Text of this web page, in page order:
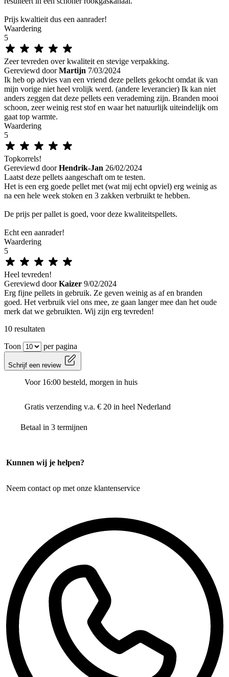
Prijs kwaltieit dus een aanrader!
Waardering
5
Zeer tevreden over kwaliteit en stevige verpakking.
Gereviewd door Martijn 7/03/2024
Ik heb op advies van een vriend deze pellets gekocht omdat ik van
mijn vorige niet heel vrolijk werd. (andere leverancier) Ik kan niet
anders zeggen dat deze pellets een verademing zijn. Branden mooi
schoon, zeer weinig rest stof en waar het natuurlijk uiteindelijk om
gaat top warmte.
Waardering
5
Topkorrels!
Gereviewd door Hendrik-Jan 26/02/2024
Laatst deze pellets aangeschaft om te testen.
Het is een erg goede pellet met (wat mij echt opviel) erg weinig as
na een hele week stoken en 3 zakken verbruikt te hebben.
De prijs per pallet is goed, voor deze kwaliteitspellets.
Echt een aanrader!
Waardering
5
Heel tevreden!
Gereviewd door Kaizer 9/02/2024
Erg fijne pellets in gebruik. Ze geven weinig as af en branden
goed. Het verbruik viel ons mee, ze gaan langer mee dan het oude
merk dat we gebruikten. Wij zijn erg tevreden!
10 resultaten
Toon
per pagina
Schrijf een review
Voor 16:00 besteld, morgen in huis
Gratis verzending v.a. € 20 in heel Nederland
Betaal in 3 termijnen
Kunnen wij je helpen?
Neem contact op met onze klantenservice